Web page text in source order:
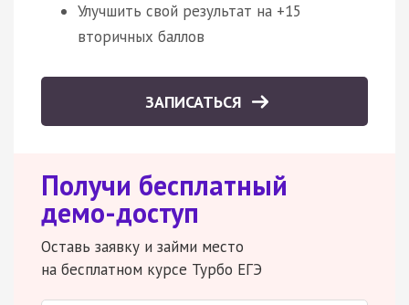
Улучшить свой результат на +15
вторичных баллов
ЗАПИСАТЬСЯ
Получи бесплатный
демо-доступ
Оставь заявку и займи место
на бесплатном курсе Турбо ЕГЭ